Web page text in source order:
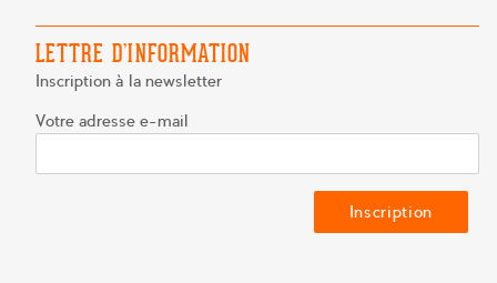
LETTRE D’INFORMATION
Inscription à la newsletter
Votre adresse e-mail